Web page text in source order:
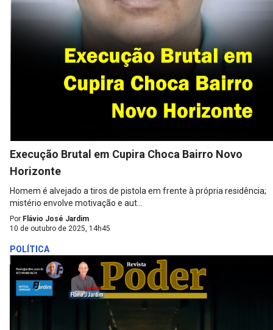
Execução Brutal em Cupira Choca Bairro Novo
Horizonte
Homem é alvejado a tiros de pistola em frente à própria residência;
mistério envolve motivação e aut...
Por Flávio José Jardim
10 de outubro de 2025, 14h45
POLÍTICA